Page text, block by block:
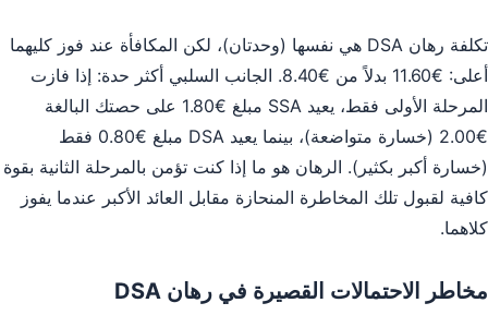
تكلفة رهان DSA هي نفسها (وحدتان)، لكن المكافأة عند فوز كليهما
أعلى: €11.60 بدلاً من €8.40. الجانب السلبي أكثر حدة: إذا فازت
المرحلة الأولى فقط، يعيد SSA مبلغ €1.80 على حصتك البالغة
€2.00 (خسارة متواضعة)، بينما يعيد DSA مبلغ €0.80 فقط
(خسارة أكبر بكثير). الرهان هو ما إذا كنت تؤمن بالمرحلة الثانية بقوة
كافية لقبول تلك المخاطرة المنحازة مقابل العائد الأكبر عندما يفوز
كلاهما.
مخاطر الاحتمالات القصيرة في رهان DSA